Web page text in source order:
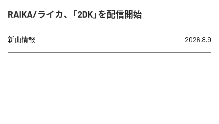
RAIKA/ライカ、「2DK」を配信開始
新曲情報 2026.8.9